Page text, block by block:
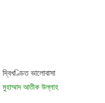
দ্বিখণ্ডিত ভালোবাসা
মুহাম্মাদ আতীক উল্লাহ